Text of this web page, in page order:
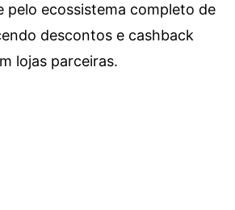
pelo ecossistema completo de
descontos e cashback
lojas parceiras.